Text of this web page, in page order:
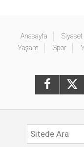
Anasayfa Siyaset
Yaşam
Spor